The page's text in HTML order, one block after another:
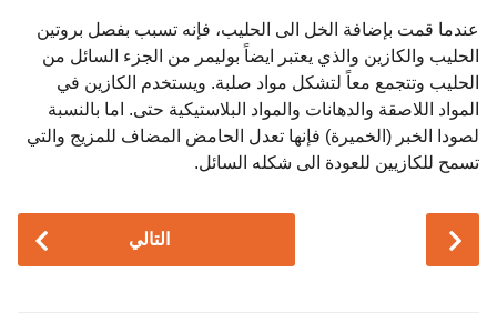
عندما قمت بإضافة الخل الى الحليب، فإنه تسبب بفصل بروتين
الحليب والكازين والذي يعتبر ايضاً بوليمر من الجزء السائل من
الحليب وتتجمع معاً لتشكل مواد صلبة. ويستخدم الكازين في
المواد اللاصقة والدهانات والمواد البلاستيكية حتى. اما بالنسبة
لصودا الخبر (الخميرة) فإنها تعدل الحامض المضاف للمزيج والتي
تسمح للكازيين للعودة الى شكله السائل.
التالي